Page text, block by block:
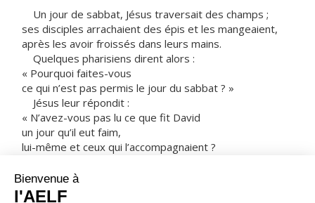
Un jour de sabbat, Jésus traversait des champs ;
ses disciples arrachaient des épis et les mangeaient,
après les avoir froissés dans leurs mains.
Quelques pharisiens dirent alors :
« Pourquoi faites-vous
ce qui n’est pas permis le jour du sabbat ? »
Jésus leur répondit :
« N’avez-vous pas lu ce que fit David
un jour qu’il eut faim,
lui-même et ceux qui l’accompagnaient ?
prit les pains de l’offrande, en mangea
et en donna à ceux qui l’accompagnaient,